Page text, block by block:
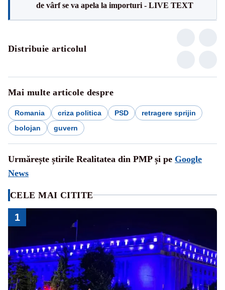
de vârf se va apela la importuri - LIVE TEXT
Distribuie articolul
Mai multe articole despre
Romania criza politica PSD
retragere sprijin
bolojan
guvern
Urmărește știrile Realitatea din PMP și pe Google
News
CELE MAI CITITE
1